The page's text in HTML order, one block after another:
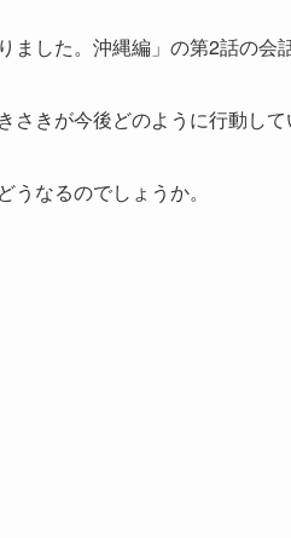
ました。沖縄編」の第2話の会
さきが今後どのように行動して
うなるのでしょうか。